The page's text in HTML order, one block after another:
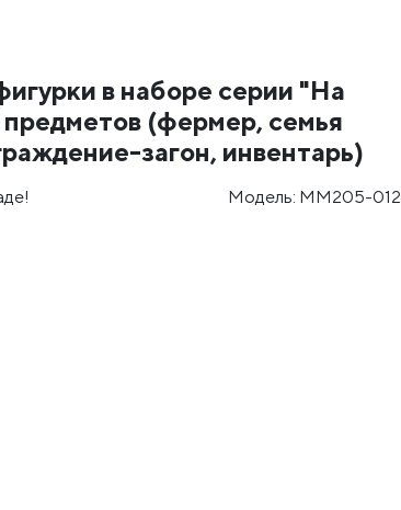
в наборе серии "На
(фермер, семья
загон, инвентарь)
Модель: ММ205-012